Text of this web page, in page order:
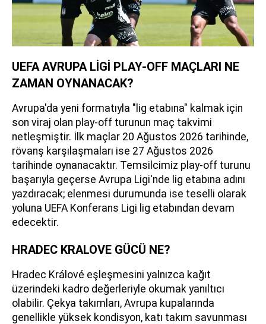
UEFA AVRUPA LİGİ PLAY-OFF MAÇLARI NE
ZAMAN OYNANACAK?
Avrupa'da yeni formatıyla "lig etabına" kalmak için
son viraj olan play-off turunun maç takvimi
netleşmiştir. İlk maçlar 20 Ağustos 2026 tarihinde,
rövanş karşılaşmaları ise 27 Ağustos 2026
tarihinde oynanacaktır. Temsilcimiz play-off turunu
başarıyla geçerse Avrupa Ligi'nde lig etabına adını
yazdıracak; elenmesi durumunda ise teselli olarak
yoluna UEFA Konferans Ligi lig etabından devam
edecektir.
HRADEC KRALOVE GÜCÜ NE?
Hradec Králové eşleşmesini yalnızca kağıt
üzerindeki kadro değerleriyle okumak yanıltıcı
olabilir. Çekya takımları, Avrupa kupalarında
genellikle yüksek kondisyon, katı takım savunması